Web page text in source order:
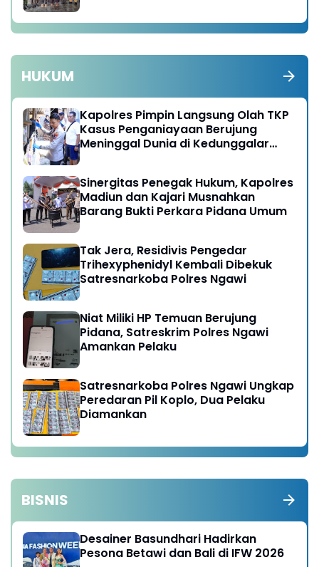
HUKUM
Kapolres Pimpin Langsung Olah TKP
Kasus Penganiayaan Berujung
Meninggal Dunia di Kedunggalar
Sinergitas Penegak Hukum, Kapolres
Madiun dan Kajari Musnahkan
Barang Bukti Perkara Pidana Umum
Tak Jera, Residivis Pengedar
Trihexyphenidyl Kembali Dibekuk
Satresnarkoba Polres Ngawi
Niat Miliki HP Temuan Berujung
Pidana, Satreskrim Polres Ngawi
Amankan Pelaku
Satresnarkoba Polres Ngawi Ungkap
Peredaran Pil Koplo, Dua Pelaku
Diamankan
BISNIS
Desainer Basundhari Hadirkan
Pesona Betawi dan Bali di IFW 2026